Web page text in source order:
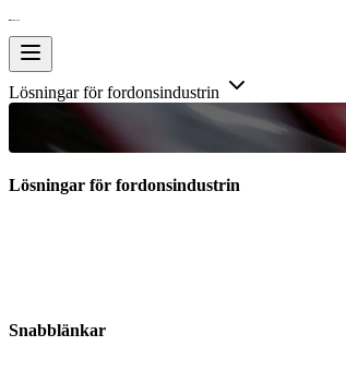
Lösningar för fordonsindustrin
Lösningar för fordonsindustrin
Snabblänkar